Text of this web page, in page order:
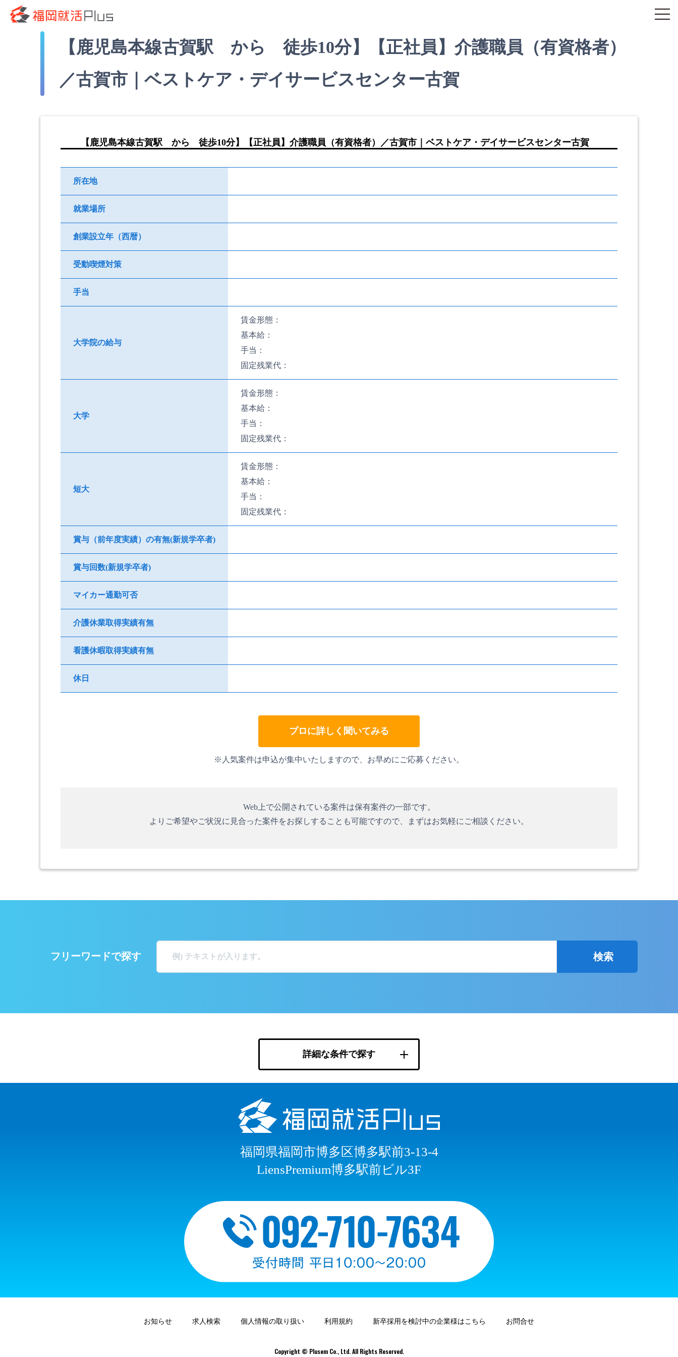
【鹿児島本線古賀駅 から 徒歩10分】【正社員】介護職員（有資格者）
／古賀市｜ベストケア・デイサービスセンター古賀
【鹿児島本線古賀駅 から 徒歩10分】【正社員】介護職員（有資格者）／古賀市｜ベストケア・デイサービスセンター古賀
所在地
就業場所
創業設立年（西暦）
受動喫煙対策
手当
大学院の給与
賃金形態：
基本給：
手当：
固定残業代：
大学
賃金形態：
基本給：
手当：
固定残業代：
短大
賃金形態：
基本給：
手当：
固定残業代：
賞与（前年度実績）の有無(新規学卒者)
賞与回数(新規学卒者)
マイカー通勤可否
介護休業取得実績有無
看護休暇取得実績有無
休日
プロに詳しく聞いてみる
※人気案件は申込が集中いたしますので、お早めにご応募ください。
Web上で公開されている案件は保有案件の一部です。
よりご希望やご状況に見合った案件をお探しすることも可能ですので、まずはお気軽にご相談ください。
フリーワードで探す
詳細な条件で探す
福岡県福岡市博多区博多駅前3-13-4
LiensPremium博多駅前ビル3F
お知らせ 求人検索 個人情報の取り扱い 利用規約 新卒採用を検討中の企業様はこちら お問合せ
Copyright © Plusem Co., Ltd. All Rights Reserved.